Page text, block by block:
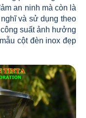
an ninh mà còn là
và sử dụng theo
suất ảnh hưởng
cột đèn inox đẹp